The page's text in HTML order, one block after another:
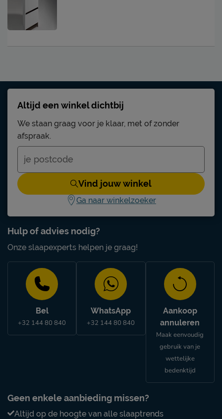
Hulp of advies nodig?
Onze slaapexperts helpen je graag!
Bel
+32 144 80 840
WhatsApp
+32 144 80 840
Aankoop
annuleren
Maak eenvoudig
gebruik van je
wettelijke
bedenktijd
Geen enkele aanbieding missen?
Altijd op de hoogte van alle slaaptrends
Altijd een winkel dichtbij
We staan graag voor je klaar, met of zonder
afspraak.
Vind jouw winkel
Ga naar winkelzoeker